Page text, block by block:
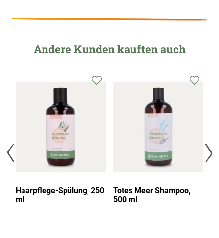
Andere Kunden kauften auch
Haarpflege-Spülung, 250
ml
Totes Meer Shampoo,
500 ml